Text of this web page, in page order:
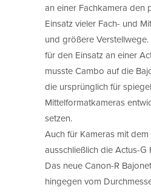
an einer Fachkamera den
Einsatz vieler Fach- und
und größere
für den Einsatz an einer
musste Cambo auf die
die ursprünglich für
Mittelformatkameras
setzen.
Auch für Kameras mit
ausschließlich die Actus-
Das neue Canon-R
hingegen vom